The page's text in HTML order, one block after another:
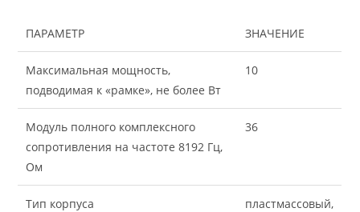
ПАРАМЕТР ЗНАЧЕНИЕ
Максимальная мощность,
подводимая к «рамке», не более Вт
10
Модуль полного комплексного
сопротивления на частоте 8192 Гц,
Ом
36
Тип корпуса
пластмассовый,